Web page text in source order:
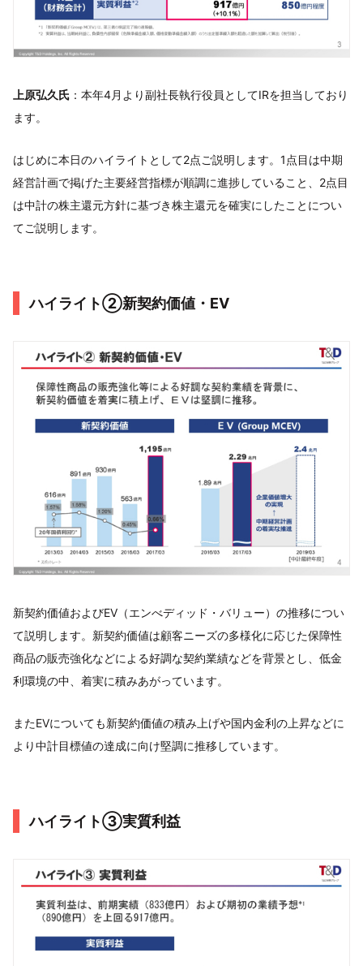
上原弘久氏 ：本年4月より副社長執行役員としてIRを担当しており
ます。
はじめに本日のハイライトとして2点ご説明します。1点目は中期
経営計画で掲げた主要経営指標が順調に進捗していること、2点目
は中計の株主還元方針に基づき株主還元を確実にしたことについ
てご説明します。
ハイライト②新契約価値・EV
新契約価値およびEV（エンべディッド・バリュー）の推移につい
て説明します。新契約価値は顧客ニーズの多様化に応じた保障性
商品の販売強化などによる好調な契約業績などを背景とし、低金
利環境の中、着実に積みあがっています。
またEVについても新契約価値の積み上げや国内金利の上昇などに
より中計目標値の達成に向け堅調に推移しています。
ハイライト③実質利益